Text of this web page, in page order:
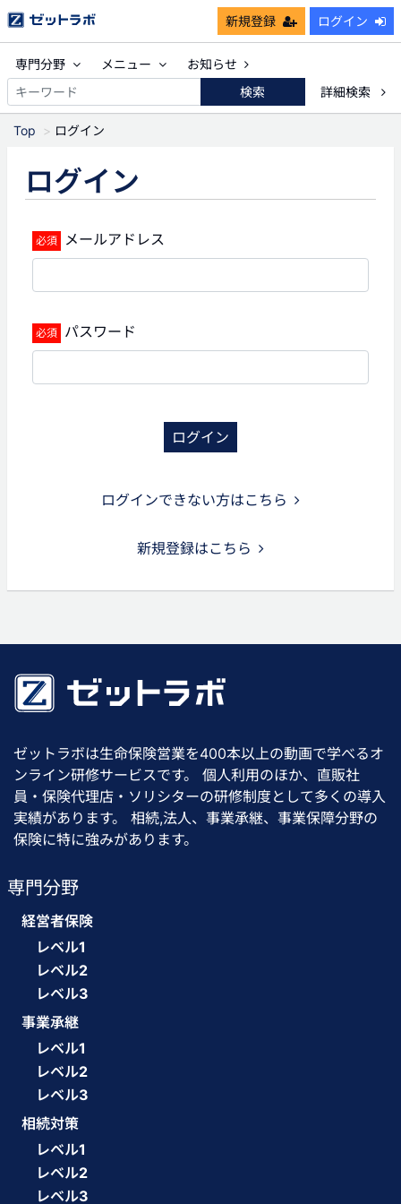
新規登録 ログイン
専門分野 メニュー
お知らせ
検索
詳細検索
Top ログイン
ログイン
メールアドレス
パスワード
ログイン
ログインできない方はこちら
新規登録はこちら
ゼットラボは生命保険営業を400本以上の動画で学べるオ
ンライン研修サービスです。 個人利用のほか、直販社
員・保険代理店・ソリシターの研修制度として多くの導入
実績があります。 相続,法人、事業承継、事業保障分野の
保険に特に強みがあります。
専門分野
経営者保険
レベル1
レベル2
レベル3
事業承継
レベル1
レベル2
レベル3
相続対策
レベル1
レベル2
レベル3